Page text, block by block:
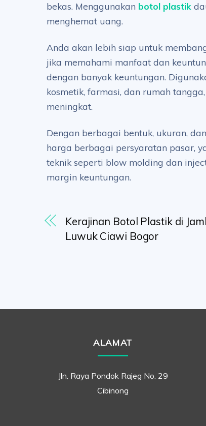
bekas. Menggunakan botol plastik
menghemat uang.
Anda akan lebih siap untuk
jika memahami manfaat dan
dengan banyak keuntungan.
kosmetik, farmasi, dan rumah tangga,
meningkat.
Dengan berbagai bentuk, ukuran,
harga berbagai persyaratan pasar,
teknik seperti blow molding dan
margin keuntungan.
Kerajinan Botol Plastik di
Luwuk Ciawi Bogor
ALAMAT
Jln. Raya Pondok Rajeg No. 29
Cibinong